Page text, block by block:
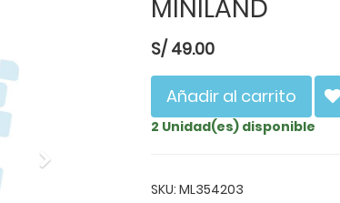
Next
MINILAND
S/ 49.00
Añadir al carrito
2 Unidad(es) disponible
SKU: ML354203